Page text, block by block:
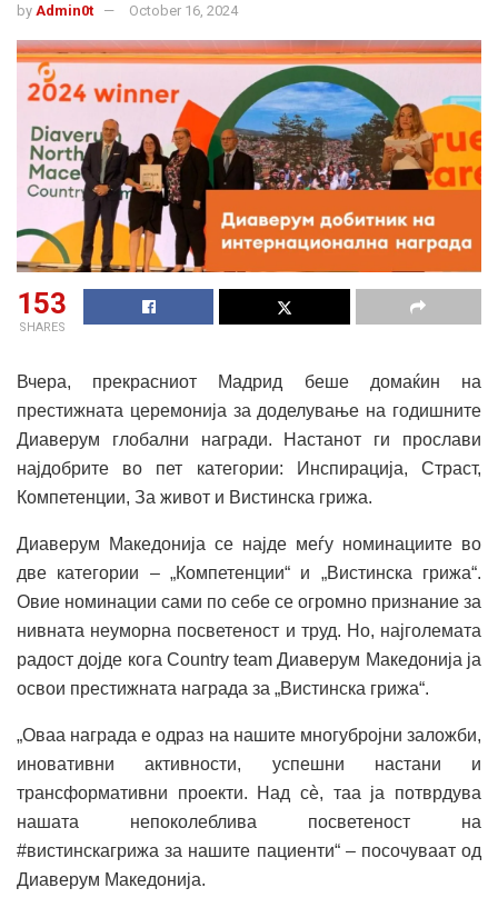
by Admin0t October 16, 2024
153
SHARES
Вчера, прекрасниот Мадрид беше домаќин на
престижната церемонија за доделување на годишните
Диаверум глобални награди. Настанот ги прослави
најдобрите во пет категории: Инспирација, Страст,
Компетенции, За живот и Вистинска грижа.
Диаверум Македонија се најде меѓу номинациите во
две категории – „Компетенции“ и „Вистинска грижа“.
Овие номинации сами по себе се огромно признание за
нивната неуморна посветеност и труд. Но, најголемата
радост дојде кога Country team Диаверум Македонија ја
освои престижната награда за „Вистинска грижа“.
„Оваа награда е одраз на нашите многубројни заложби,
иновативни активности, успешни настани и
трансформативни проекти. Над сè, таа ја потврдува
нашата непоколеблива посветеност на
#вистинскагрижа за нашите пациенти“ – посочуваат од
Диаверум Македонија.